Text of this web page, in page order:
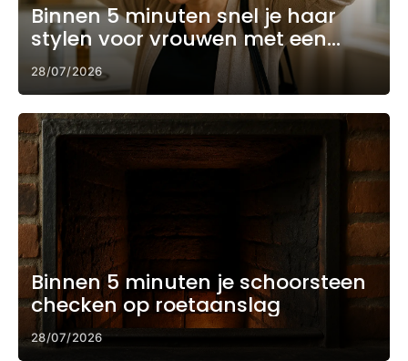
Binnen 5 minuten snel je haar
stylen voor vrouwen met een
drukke ochtend
28/07/2026
Binnen 5 minuten je schoorsteen
checken op roetaanslag
28/07/2026